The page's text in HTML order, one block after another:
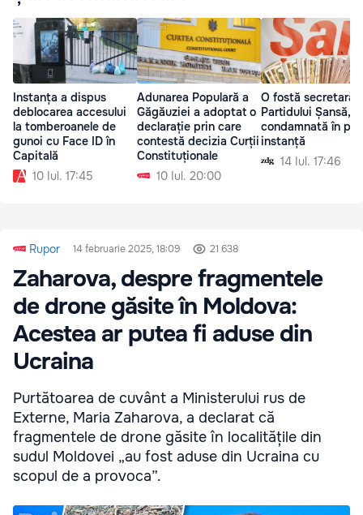
Instanța a dispus
deblocarea accesului
la tomberoanele de
gunoi cu Face ID în
Capitală
10 Iul. 17:45
Adunarea Populară a
Găgăuziei a adoptat o
declarație prin care
contestă decizia Curții
Constituționale
10 Iul. 20:00
O fostă secretară
Partidului Șansă,
condamnată în
instanță
14 Iul. 17:46
Rupor 14 februarie 2025, 18:09 21 638
Zaharova, despre fragmentele
de drone găsite în Moldova:
Acestea ar putea fi aduse din
Ucraina
Purtătoarea de cuvânt a Ministerului rus de
Externe, Maria Zaharova, a declarat că
fragmentele de drone găsite în localitățile din
sudul Moldovei „au fost aduse din Ucraina cu
scopul de a provoca”.